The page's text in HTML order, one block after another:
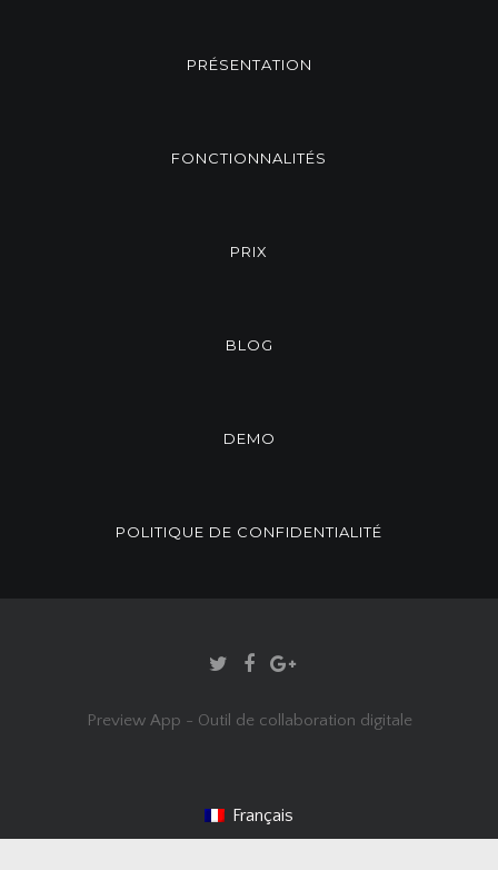
PRÉSENTATION
FONCTIONNALITÉS
PRIX
BLOG
DEMO
POLITIQUE DE CONFIDENTIALITÉ
Preview App - Outil de collaboration digitale
Français